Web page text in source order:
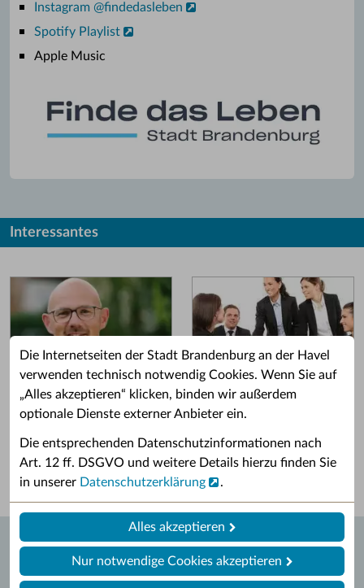
Die Internetseiten der Stadt Brandenburg an der Havel
verwenden technisch notwendig Cookies. Wenn Sie auf
„Alles akzeptieren“ klicken, binden wir außerdem
optionale Dienste externer Anbieter ein.
Die entsprechenden Datenschutzinformationen nach
Art. 12 ff. DSGVO und weitere Details hierzu finden Sie
in unserer Datenschutzerklärung .
Alles akzeptieren
Nur notwendige Cookies akzeptieren
Instagram @findedasleben
Spotify Playlist
Apple Music
Interessantes
Grußwort des OB